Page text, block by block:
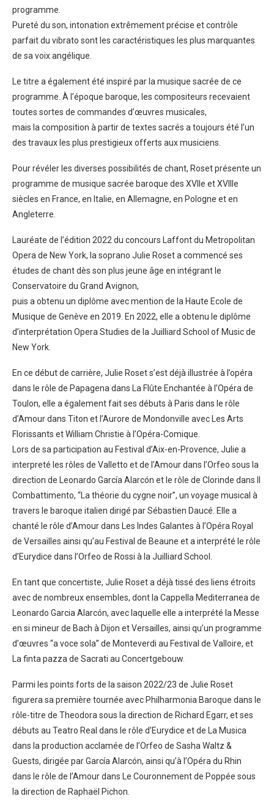
programme.
Pureté du son, intonation extrêmement précise et contrôle
parfait du vibrato sont les caractéristiques les plus marquantes
de sa voix angélique.
Le titre a également été inspiré par la musique sacrée de ce
programme. À l’époque baroque, les compositeurs recevaient
toutes sortes de commandes d’œuvres musicales,
mais la composition à partir de textes sacrés a toujours été l’un
des travaux les plus prestigieux offerts aux musiciens.
Pour révéler les diverses possibilités de chant, Roset présente un
programme de musique sacrée baroque des XVIIe et XVIIIe
siècles en France, en Italie, en Allemagne, en Pologne et en
Angleterre.
Lauréate de l’édition 2022 du concours Laffont du Metropolitan
Opera de New York, la soprano Julie Roset a commencé ses
études de chant dès son plus jeune âge en intégrant le
Conservatoire du Grand Avignon,
puis a obtenu un diplôme avec mention de la Haute Ecole de
Musique de Genève en 2019. En 2022, elle a obtenu le diplôme
d’interprétation Opera Studies de la Juilliard School of Music de
New York.
En ce début de carrière, Julie Roset s’est déjà illustrée à l’opéra
dans le rôle de Papagena dans La Flûte Enchantée à l’Opéra de
Toulon, elle a également fait ses débuts à Paris dans le rôle
d’Amour dans Titon et l’Aurore de Mondonville avec Les Arts
Florissants et William Christie à l’Opéra-Comique.
Lors de sa participation au Festival d’Aix-en-Provence, Julie a
interpreté les rôles de Valletto et de l’Amour dans l’Orfeo sous la
direction de Leonardo García Alarcón et le rôle de Clorinde dans Il
Combattimento, “La théorie du cygne noir”, un voyage musical à
travers le baroque italien dirigé par Sébastien Daucé. Elle a
chanté le rôle d’Amour dans Les Indes Galantes à l’Opéra Royal
de Versailles ainsi qu’au Festival de Beaune et a interprété le rôle
d’Eurydice dans l’Orfeo de Rossi à la Juilliard School.
En tant que concertiste, Julie Roset a déjà tissé des liens étroits
avec de nombreux ensembles, dont la Cappella Mediterranea de
Leonardo Garcia Alarcón, avec laquelle elle a interprété la Messe
en si mineur de Bach à Dijon et Versailles, ainsi qu’un programme
d’œuvres “a voce sola” de Monteverdi au Festival de Valloire, et
La finta pazza de Sacrati au Concertgebouw.
Parmi les points forts de la saison 2022/23 de Julie Roset
figurera sa première tournée avec Philharmonia Baroque dans le
rôle-titre de Theodora sous la direction de Richard Egarr, et ses
débuts au Teatro Real dans le rôle d’Eurydice et de La Musica
dans la production acclamée de l’Orfeo de Sasha Waltz &
Guests, dirigée par García Alarcón, ainsi qu’à l’Opéra du Rhin
dans le rôle de l’Amour dans Le Couronnement de Poppée sous
la direction de Raphaël Pichon.